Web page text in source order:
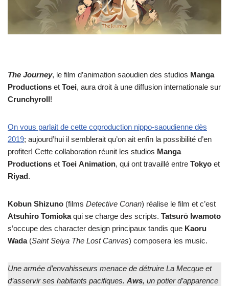
The Journey, le film d’animation saoudien des studios Manga
Productions et Toei, aura droit à une diffusion internationale sur
Crunchyroll !
On vous parlait de cette coproduction nippo-saoudienne dès
2019; aujourd’hui il semblerait qu’on ait enfin la possibilité d’en
profiter! Cette collaboration réunit les studios Manga
Productions et Toei Animation, qui ont travaillé entre Tokyo et
Riyad.
Kobun Shizuno (films Detective Conan) réalise le film et c’est
Atsuhiro Tomiokaqui se charge des scripts. Tatsurō Iwamoto
s’occupe des character design principaux tandis que Kaoru
Wada(Saint Seiya The Lost Canvas) composera les music.
Une armée d’envahisseurs menace de détruire La Mecque et
d’asservir ses habitants pacifiques. Aws, un potier d’apparence